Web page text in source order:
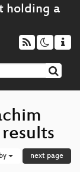
next page